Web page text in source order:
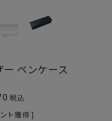
ペンケース
税込
ト獲得 ]